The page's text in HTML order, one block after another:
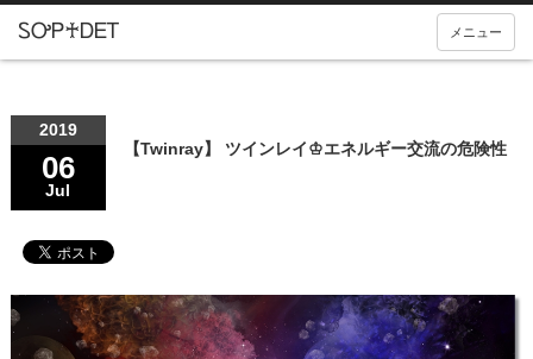
メニュー
2019
06
Jul
【Twinray】 ツインレイ♔エネルギー交流の危険性